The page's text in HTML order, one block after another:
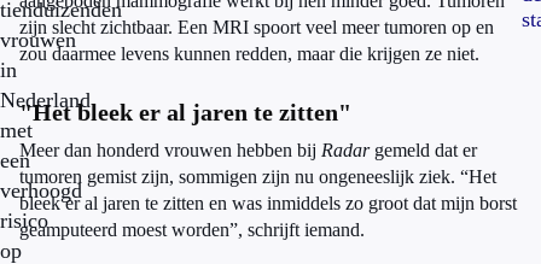
tienduizenden
vrouwen
in
Nederland
met
een
verhoogd
risico
op
zijn slecht zichtbaar. Een MRI spoort veel meer tumoren op en
zou daarmee levens kunnen redden, maar die krijgen ze niet.
"Het bleek er al jaren te zitten"
Meer dan honderd vrouwen hebben bij Radargemeld dat er
tumoren gemist zijn, sommigen zijn nu ongeneeslijk ziek. “Het
bleek er al jaren te zitten en was inmiddels zo groot dat mijn borst
geamputeerd moest worden”, schrijft iemand.